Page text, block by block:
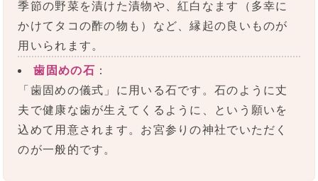
季節の野菜を漬けた漬物や、紅白なます（多幸に
かけてタコの酢の物も）など、縁起の良いものが
用いられます。
歯固めの石 ：
「歯固めの儀式」に用いる石です。石のように丈
夫で健康な歯が生えてくるように、という願いを
込めて用意されます。お宮参りの神社でいただく
のが一般的です。